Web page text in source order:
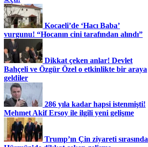
Kocaeli’de ‘Hacı Baba’
vurgunu! “Hocanın cini tarafından alındı”
Dikkat çeken anlar! Devlet
Bahçeli ve Özgür Özel o etkinlikte bir araya
geldiler
286 yıla kadar hapsi istenmişti!
Mehmet Akif Ersoy ile ilgili yeni gelişme
Trump’ın Çin ziyareti sırasında